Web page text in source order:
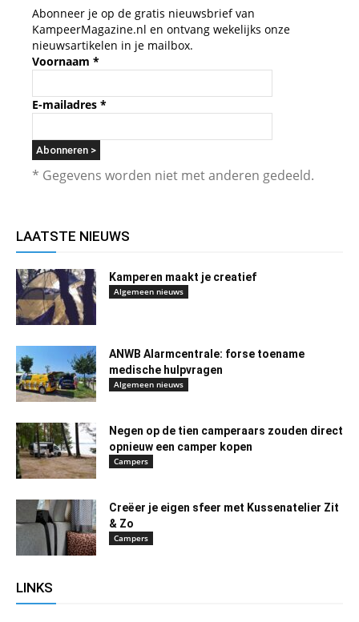
Abonneer je op de gratis nieuwsbrief van
KampeerMagazine.nl en ontvang wekelijks onze
nieuwsartikelen in je mailbox.
Voornaam *
E-mailadres *
* Gegevens worden niet met anderen gedeeld.
LAATSTE NIEUWS
Kamperen maakt je creatief
Algemeen nieuws
ANWB Alarmcentrale: forse toename
medische hulpvragen
Algemeen nieuws
Negen op de tien camperaars zouden direct
opnieuw een camper kopen
Campers
Creëer je eigen sfeer met Kussenatelier Zit
& Zo
Campers
LINKS